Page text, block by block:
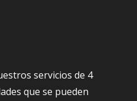
servicios de 4
que se pueden